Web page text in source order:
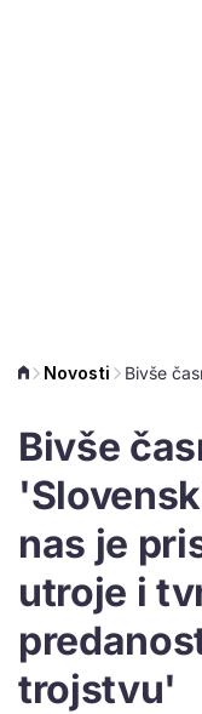
Novosti
Bivše
nas je
utroje i
trojstvu'